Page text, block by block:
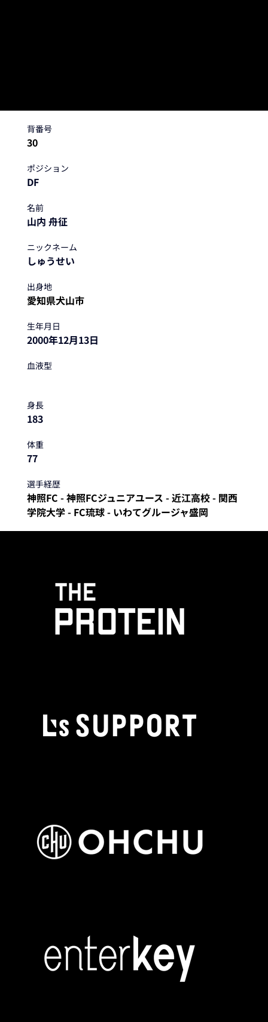
背番号
30
ポジション
DF
名前
山内 舟征
ニックネーム
しゅうせい
出身地
愛知県犬山市
生年月日
2000年12月13日
血液型
身長
183
体重
77
選手経歴
神照FC - 神照FCジュニアユース - 近江高校 - 関西
学院大学 - FC琉球 - いわてグルージャ盛岡